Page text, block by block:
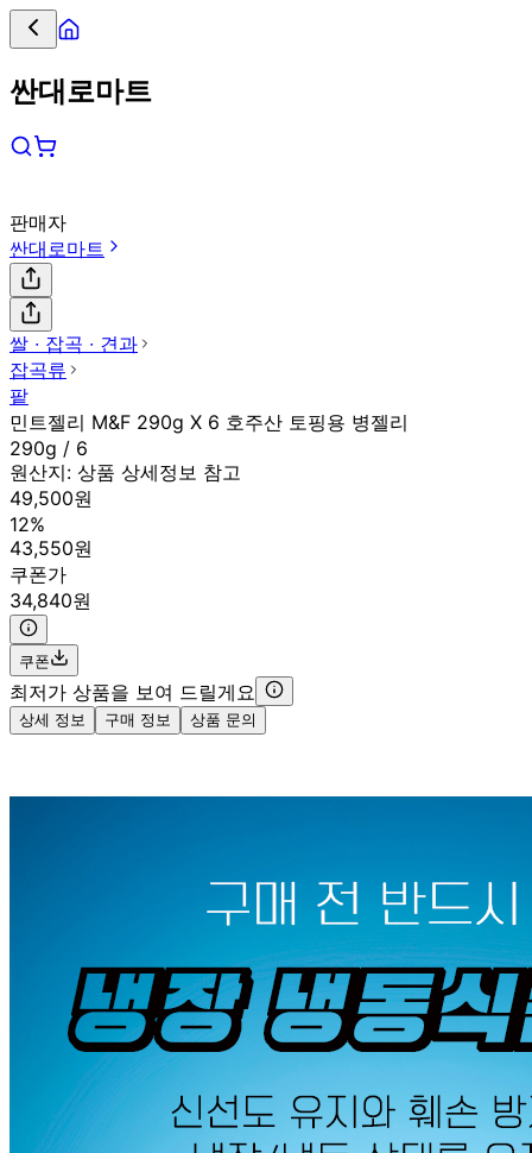
싼대로마트
판매자
싼대로마트
쌀 ∙ 잡곡 ∙ 견과
잡곡류
팥
민트젤리 M&F 290g X 6 호주산 토핑용 병젤리
290g / 6
원산지: 상품 상세정보 참고
49,500원
12%
43,550원
쿠폰가
34,840원
쿠폰
최저가 상품을 보여 드릴게요
상세 정보 구매 정보 상품 문의